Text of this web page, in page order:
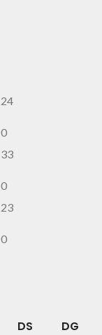
24
0
33
0
23
0
DS DG